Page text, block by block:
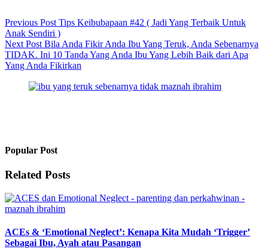
Previous Post Tips Keibubapaan #42 ( Jadi Yang Terbaik Untuk
Anak Sendiri )
Next Post Bila Anda Fikir Anda Ibu Yang Teruk, Anda Sebenarnya
TIDAK. Ini 10 Tanda Yang Anda Ibu Yang Lebih Baik dari Apa
Yang Anda Fikirkan
Popular Post
Related Posts
ACEs & ‘Emotional Neglect’: Kenapa Kita Mudah ‘Trigger’
Sebagai Ibu, Ayah atau Pasangan